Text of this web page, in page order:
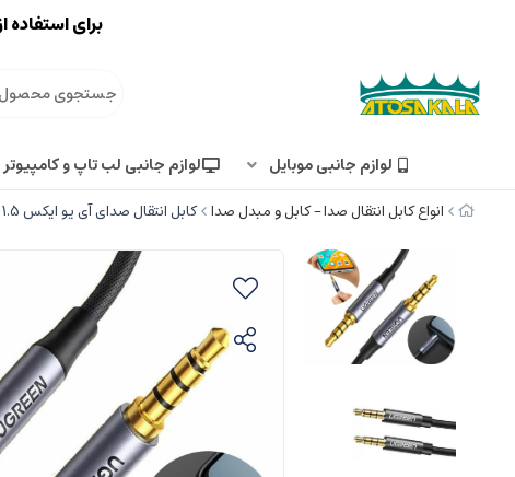
برای
لوازم جانبی موبایل لوازم جانبی لب تاپ و کامپیوتر
انواع کابل انتقال صدا – کابل و مبدل صدا کابل انتقال صدای آی یو ایکس 1.5 متری یوگرین UGREEN AV183 20497 4-Pole Stereo AUX